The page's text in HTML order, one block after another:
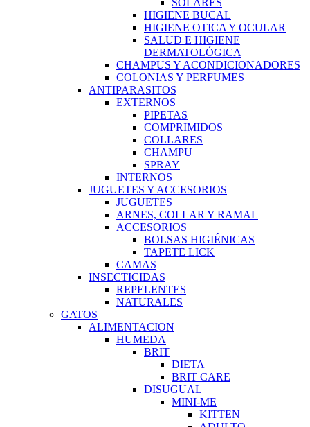
HIGIENE BUCAL
HIGIENE OTICA Y OCULAR
SALUD E HIGIENE
DERMATOLÓGICA
CHAMPUS Y ACONDICIONADORES
COLONIAS Y PERFUMES
ANTIPARASITOS
EXTERNOS
PIPETAS
COMPRIMIDOS
COLLARES
CHAMPU
SPRAY
INTERNOS
JUGUETES Y ACCESORIOS
JUGUETES
ARNES, COLLAR Y RAMAL
ACCESORIOS
BOLSAS HIGIÉNICAS
TAPETE LICK
CAMAS
INSECTICIDAS
REPELENTES
NATURALES
GATOS
ALIMENTACION
HUMEDA
BRIT
DIETA
BRIT CARE
DISUGUAL
MINI-ME
KITTEN